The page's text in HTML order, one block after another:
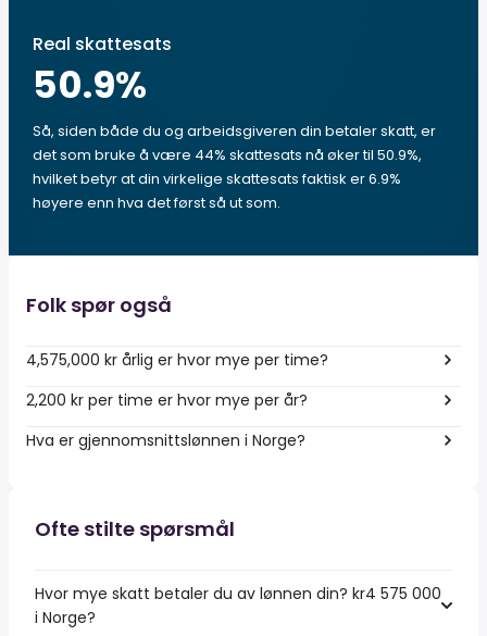
Real skattesats
50.9%
Så, siden både du og arbeidsgiveren din betaler skatt, er
det som bruke å være 44% skattesats nå øker til 50.9%,
hvilket betyr at din virkelige skattesats faktisk er 6.9%
høyere enn hva det først så ut som.
Folk spør også
4,575,000 kr årlig er hvor mye per time?
2,200 kr per time er hvor mye per år?
Hva er gjennomsnittslønnen i Norge?
Ofte stilte spørsmål
Hvor mye skatt betaler du av lønnen din? kr4 575 000
i Norge?